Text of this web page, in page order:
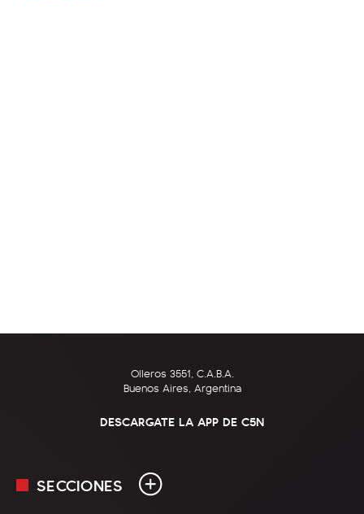
Olleros 3551, C.A.B.A.
Buenos Aires, Argentina
DESCARGATE LA APP DE C5N
SECCIONES